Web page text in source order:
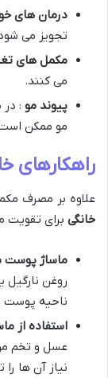
درمان های
تجویز می
مکمل های
می کنند.
پیوند مو :
مو ممکن
راهکارهای
علاوه بر مصرف
خانگی برای تقویت
ماساژ پوست
روغن نارگیل
ناحیه پوست
استفاده از
عسل و تخم
نیاز آن ها را